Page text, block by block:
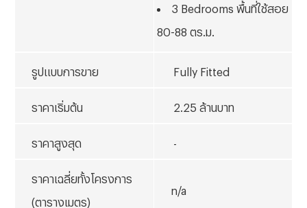
3 Bedrooms พื้นที่ใช้สอย
80-88 ตร.ม.
รูปแบบการขาย Fully Fitted
ราคาเริ่มต้น 2.25 ล้านบาท
ราคาสูงสุด
ราคาเฉลี่ยทั้งโครงการ
(ตารางเมตร)
n/a